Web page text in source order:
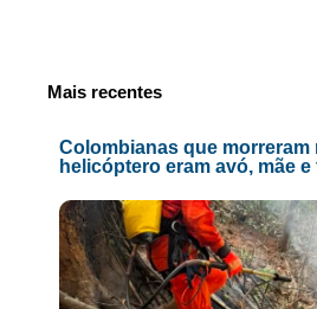
Mais recentes
Colombianas que morreram
helicóptero eram avó, mãe e